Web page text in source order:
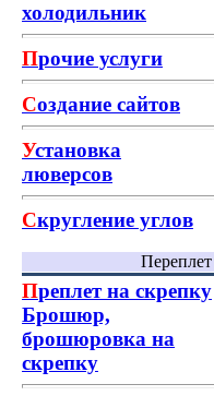
холодильник
Прочие услуги
Создание сайтов
Установка
люверсов
Скругление углов
Переплет
Преплет на скрепку
Брошюр,
брошюровка на
скрепку